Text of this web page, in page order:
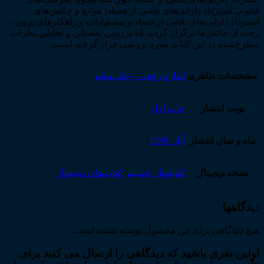
قانونی استرداد دارایی‌­های ناشی از فساد؛ موانع و چالش­‌های
استرداد دارایی‌­های ناشی از فساد و پیشنهادات و راهکارهای برون‌­
رفت از چالش‌­ها برگزار گردید که بررسی تفصیلی و تحلیلی نظرات
مطرح‌­شده در این کتاب مورد بررسی قرار گرفته است.
مشخصات ظاهری اندازه رقعی – جلد ساده
نوبت انتشار چاپ اول
ماه و سال انتشار آبان 1399
نسخه دیجیتال کتابخوان فیدیبو, کتاب‌های دیجیتال
دیدگاهها
هیچ دیدگاهی برای این محصول نوشته نشده است.
اولین نفری باشید که دیدگاهی را ارسال می کنید برای